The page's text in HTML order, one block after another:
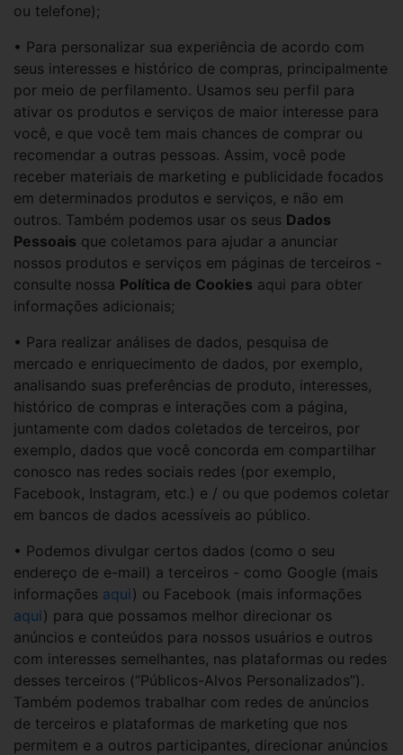
ou telefone);
• Para personalizar sua experiência de acordo com
seus interesses e histórico de compras, principalmente
por meio de perfilamento. Usamos seu perfil para
ativar os produtos e serviços de maior interesse para
você, e que você tem mais chances de comprar ou
recomendar a outras pessoas. Assim, você pode
receber materiais de marketing e publicidade focados
em determinados produtos e serviços, e não em
outros. Também podemos usar os seus Dados
Pessoais que coletamos para ajudar a anunciar
nossos produtos e serviços em páginas de terceiros -
consulte nossa Política de Cookies aqui para obter
informações adicionais;
• Para realizar análises de dados, pesquisa de
mercado e enriquecimento de dados, por exemplo,
analisando suas preferências de produto, interesses,
histórico de compras e interações com a página,
juntamente com dados coletados de terceiros, por
exemplo, dados que você concorda em compartilhar
conosco nas redes sociais redes (por exemplo,
Facebook, Instagram, etc.) e / ou que podemos coletar
em bancos de dados acessíveis ao público.
• Podemos divulgar certos dados (como o seu
endereço de e-mail) a terceiros - como Google (mais
informações aqui) ou Facebook (mais informações
aqui) para que possamos melhor direcionar os
anúncios e conteúdos para nossos usuários e outros
com interesses semelhantes, nas plataformas ou redes
desses terceiros (“Públicos-Alvos Personalizados”).
Também podemos trabalhar com redes de anúncios
de terceiros e plataformas de marketing que nos
permitem e a outros participantes, direcionar anúncios